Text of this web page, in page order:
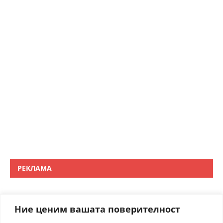
Ние ценим вашата поверителност
РЕКЛАМА